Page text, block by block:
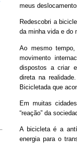
meus
Redescobri a
da minha vida e do
Ao mesmo
movimento
dispostos a criar
direta na
Bicicletada que
Em muitas
“reação” da
A bicicleta é a
energia para o